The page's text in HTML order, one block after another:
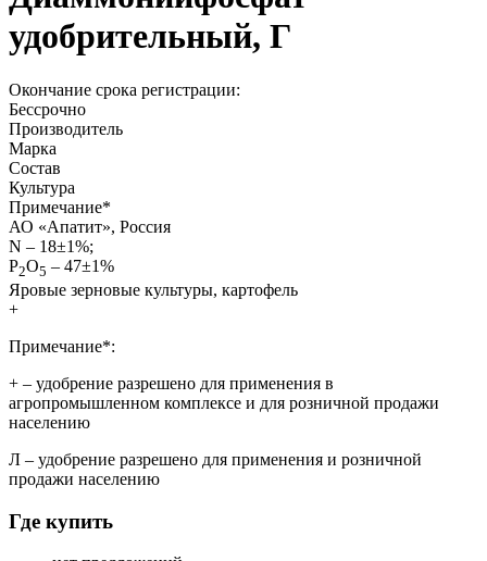
удобрительный, Г
Окончание срока регистрации:
Бессрочно
Производитель
Марка
Состав
Культура
Примечание*
АО «Апатит», Россия
N – 18±1%;
Р2О5 – 47±1%
Яровые зерновые культуры, картофель
+
Примечание*:
+ – удобрение разрешено для применения в
агропромышленном комплексе и для розничной продажи
населению
Л – удобрение разрешено для применения и розничной
продажи населению
Где купить